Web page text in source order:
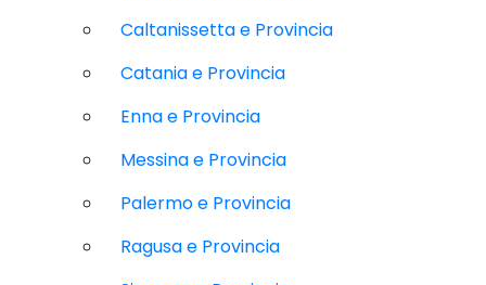
Caltanissetta e Provincia
Catania e Provincia
Enna e Provincia
Messina e Provincia
Palermo e Provincia
Ragusa e Provincia